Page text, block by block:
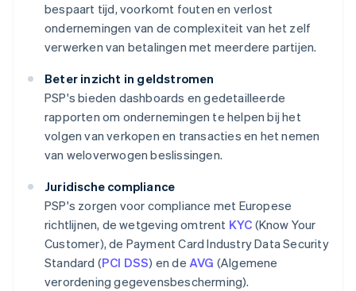
bespaart tijd, voorkomt fouten en verlost
ondernemingen van de complexiteit van het zelf
verwerken van betalingen met meerdere partijen.
Beter inzicht in geldstromen
PSP's bieden dashboards en gedetailleerde
rapporten om ondernemingen te helpen bij het
volgen van verkopen en transacties en het nemen
van weloverwogen beslissingen.
Juridische compliance
PSP's zorgen voor compliance met Europese
richtlijnen, de wetgeving omtrent KYC (Know Your
Customer), de Payment Card Industry Data Security
Standard (PCI DSS) en deAVG (Algemene
verordening gegevensbescherming).